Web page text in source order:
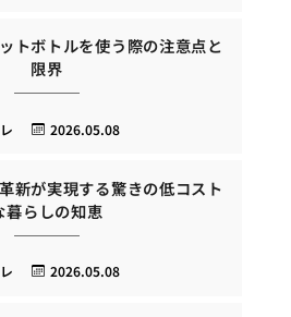
トボトルを使う際の注意点と
限界
2026.05.08
新が実現する驚きの低コスト
暮らしの知恵
2026.05.08